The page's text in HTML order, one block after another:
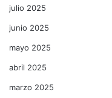
julio 2025
junio 2025
mayo 2025
abril 2025
marzo 2025